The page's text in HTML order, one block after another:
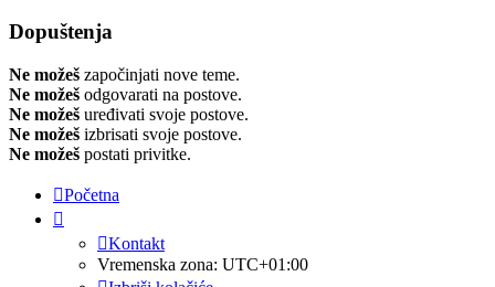
Dopuštenja
Ne možeš započinjati nove teme.
Ne možeš odgovarati na postove.
Ne možeš uređivati svoje postove.
Ne možeš izbrisati svoje postove.
Ne možeš postati privitke.
Početna
Kontakt
Vremenska zona: UTC+01:00